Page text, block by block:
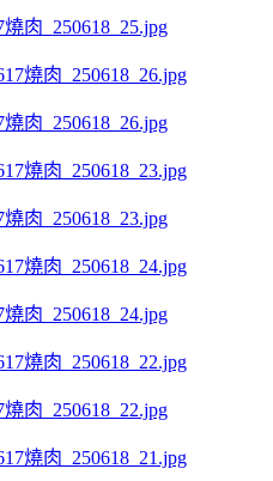
肉_250618_25.jpg
肉_250618_26.jpg
肉_250618_23.jpg
肉_250618_24.jpg
肉_250618_22.jpg